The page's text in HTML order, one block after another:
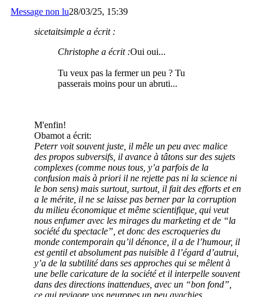
Message non lu28/03/25, 15:39
sicetaitsimple a écrit :
Christophe a écrit :Oui oui...
Tu veux pas la fermer un peu ? Tu
passerais moins pour un abruti...
M'enfin!
Obamot a écrit:
Peterr voit souvent juste, il mêle un peu avec malice
des propos subversifs, il avance à tâtons sur des sujets
complexes (comme nous tous, y’a parfois de la
confusion mais à priori il ne rejette pas ni la science ni
le bon sens) mais surtout, surtout, il fait des efforts et en
a le mérite, il ne se laisse pas berner par la corruption
du milieu économique et même scientifique, qui veut
nous enfumer avec les mirages du marketing et de “la
société du spectacle”, et donc des escroqueries du
monde contemporain qu’il dénonce, il a de l’humour, il
est gentil et absolument pas nuisible ã l’égard d’autrui,
y’a de la subtilité dans ses approches qui se mêlent à
une belle caricature de la société et il interpelle souvent
dans des directions inattendues, avec un “bon fond”,
ce qui revigore vos neurones un peu avachies.